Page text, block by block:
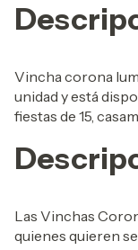
Vincha corona
unidad y está
fiestas de 15,
Las Vinchas
quienes quieren